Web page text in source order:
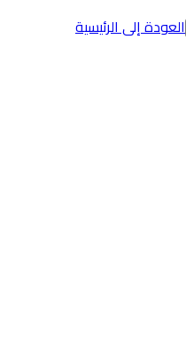
العودة إلى الرئيسية